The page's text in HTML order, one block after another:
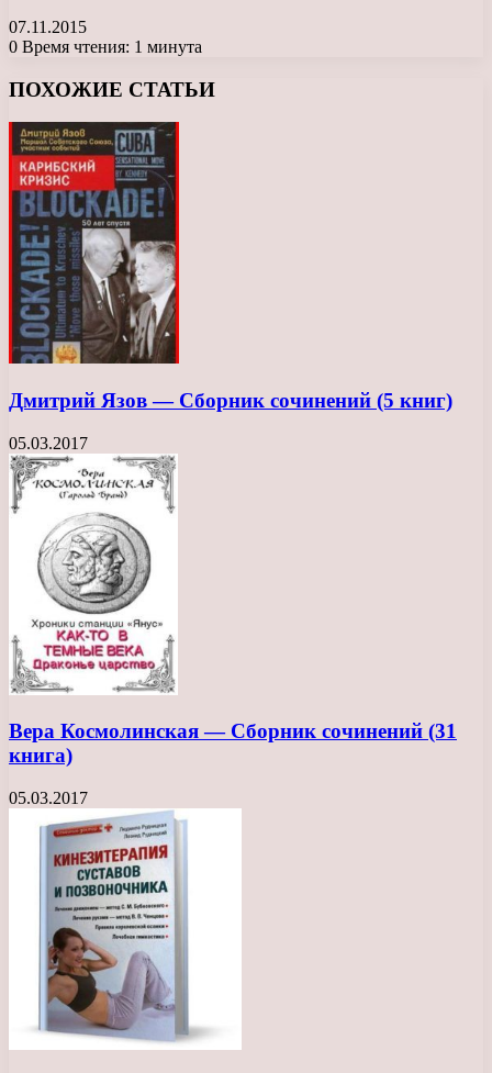
07.11.2015
0 Время чтения: 1 минута
ПОХОЖИЕ СТАТЬИ
Дмитрий Язов — Сборник сочинений (5 книг)
05.03.2017
Вера Космолинская — Сборник сочинений (31
книга)
05.03.2017